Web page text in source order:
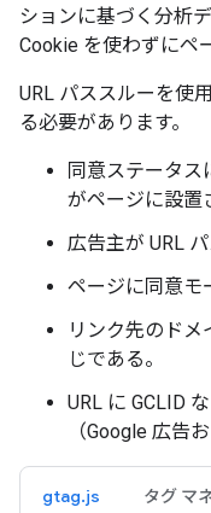
ションに基づく分析
Cookie を使わずにペ
URL パススルーを使
る必要があります。
同意ステータス
がページに設置
広告主が URL
ページに同意モ
リンク先のドメ
じである。
URL に GCLID
（Google 広告
gtag.js タグ マ